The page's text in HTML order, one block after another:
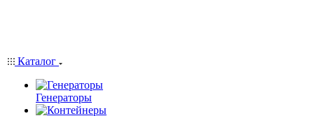
Каталог
Генераторы